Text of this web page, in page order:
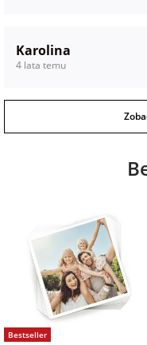
Karolina
4 lata temu
Bestseller